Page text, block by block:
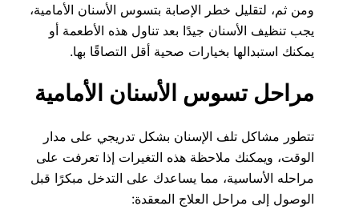
ومن ثم، لتقليل خطر الإصابة بتسوس الأسنان الأمامية،
يجب تنظيف الأسنان جيدًا بعد تناول هذه الأطعمة أو
يمكنك استبدالها بخيارات صحية أقل التصاقًا بها.
مراحل تسوس الأسنان الأمامية
تتطور مشاكل تلف الإسنان بشكل تدريجي على مدار
الوقت، ويمكنك ملاحظة هذه التغيرات إذا تعرفت على
مراحله الأساسية، مما يساعدك على التدخل مبكرًا قبل
الوصول إلى مراحل العلاج المعقدة: